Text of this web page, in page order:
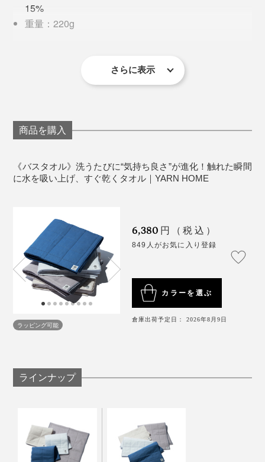
その丁寧なものづくりから、繊維製品の国際安全基準
「エコテックス規格100」で最高クラスの「Ⅰ」に認定
「クラスⅠ」はベビー用製品を指し、赤ちゃんが舐めて
『Calm』
ブルーモーメント（薄暮）の深い青『Indigo』
できたし、お金もそれなりにかけてきました。
から、幸せを感じられる質の高いものがいい。サウナ・
風呂好きだからこそ、タオルにも妥協したくない。
そんな私を、3年経った今も満足させているのが
『UKIHA』なのです。
タオルを濡れた肌に当てただけで、水分をスーッと“瞬
吸”するやさしい心地よさ。濡れた髪に巻いておくだけ
15%
重量：220g
※はじめてのご使用前に水洗いしていただくと風合いがより優しくなりま
※洗濯ネットは使用せず、蛍光増白剤や柔軟剤を含んだ洗剤の使用は避けて
※タンブラー乾燥はお避けください。
さらに表示
商品を購入
《バスタオル》洗うたびに“気持ち良さ”が進化！触れた瞬間
に水を吸い上げ、すぐ乾くタオル｜YARN HOME
ラッピング可能
6,380 円（税込）
849人がお気に入り登録
カラーを選ぶ
倉庫出荷予定日： 2026年8月9日
ラインナップ